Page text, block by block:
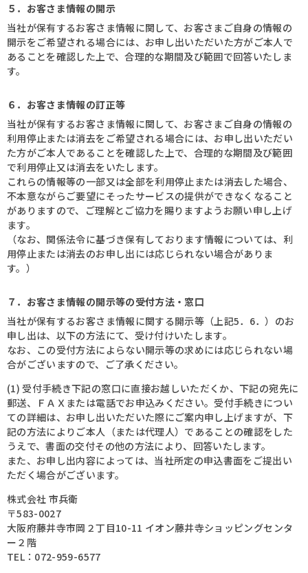
５．お客さま情報の開示
当社が保有するお客さま情報に関して、お客さまご自身の情報の
開示をご希望される場合には、お申し出いただいた方がご本人で
あることを確認した上で、合理的な期間及び範囲で回答いたしま
す。
６．お客さま情報の訂正等
当社が保有するお客さま情報に関して、お客さまご自身の情報の
利用停止または消去をご希望される場合には、お申し出いただい
た方がご本人であることを確認した上で、合理的な期間及び範囲
で利用停止又は消去をいたします。
これらの情報等の一部又は全部を利用停止または消去した場合、
不本意ながらご要望にそったサービスの提供ができなくなること
がありますので、ご理解とご協力を賜りますようお願い申し上げ
ます。
（なお、関係法令に基づき保有しております情報については、利
用停止または消去のお申し出には応じられない場合がありま
す。）
７．お客さま情報の開示等の受付方法・窓口
当社が保有するお客さま情報に関する開示等（上記5．6．）のお
申し出は、以下の方法にて、受け付けいたします。
なお、この受付方法によらない開示等の求めには応じられない場
合がございますので、ご了承ください。
(1) 受付手続き下記の窓口に直接お越しいただくか、下記の宛先に
郵送、ＦＡＸまたは電話でお申込みください。受付手続きについ
ての詳細は、お申し出いただいた際にご案内申し上げますが、下
記の方法によりご本人（または代理人）であることの確認をした
うえで、書面の交付その他の方法により、回答いたします。
また、お申し出内容によっては、当社所定の申込書面をご提出い
ただく場合がございます。
株式会社 市兵衛
〒583-0027
大阪府藤井寺市岡２丁目10-11 イオン藤井寺ショッピングセンタ
ー２階
TEL：072-959-6577